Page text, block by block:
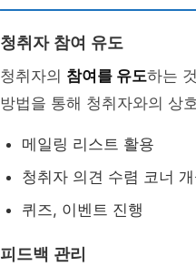
청취자 참여 유도
청취자의 참여를 유도하는
방법을 통해 청취자와의 상
메일링 리스트 활용
청취자 의견 수렴 코너 개
퀴즈, 이벤트 진행
피드백 관리